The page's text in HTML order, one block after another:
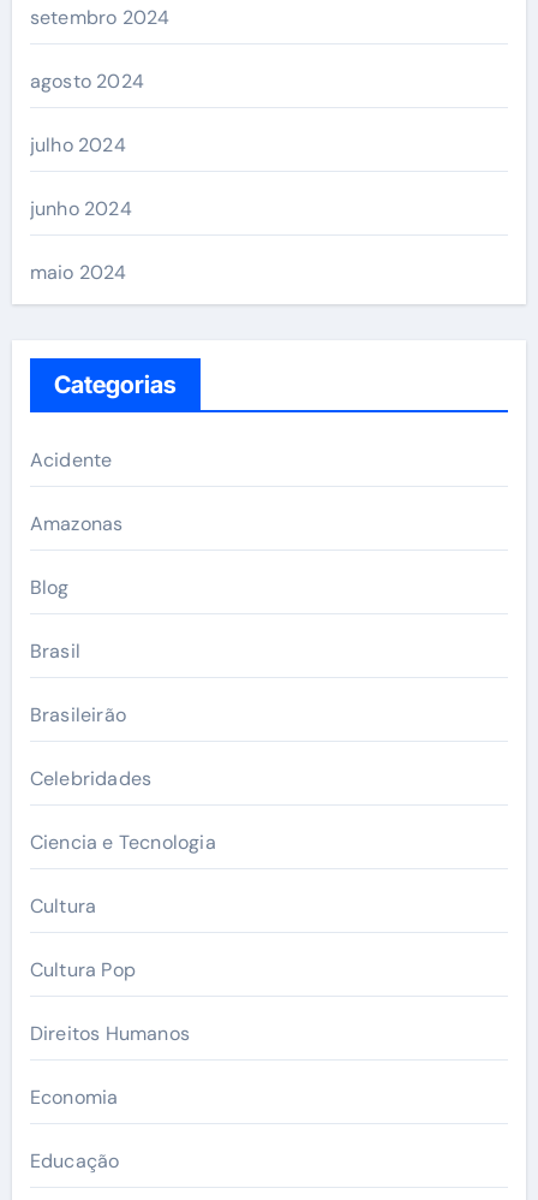
setembro 2024
agosto 2024
julho 2024
junho 2024
maio 2024
Categorias
Acidente
Amazonas
Blog
Brasil
Brasileirão
Celebridades
Ciencia e Tecnologia
Cultura
Cultura Pop
Direitos Humanos
Economia
Educação